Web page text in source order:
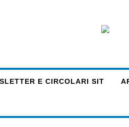
E CIRCOLARI SIT